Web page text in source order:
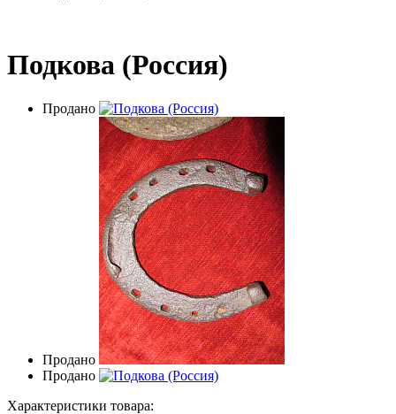
Подкова (Россия)
Продано
Продано
Продано
Характеристики товара: